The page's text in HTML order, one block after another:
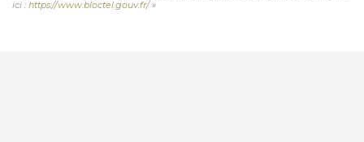
ici : https://www.bloctel.gouv.fr/»